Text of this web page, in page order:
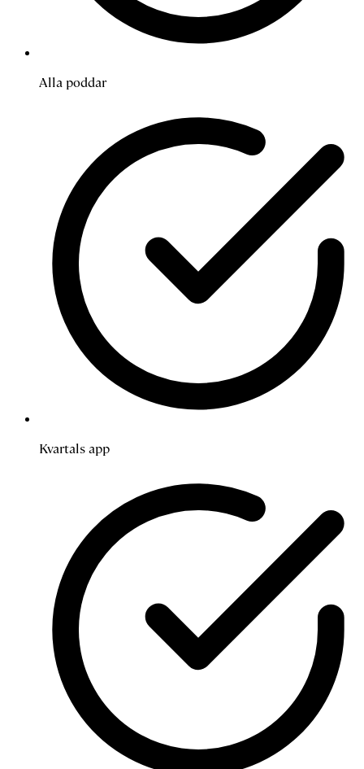
Alla poddar
Kvartals app